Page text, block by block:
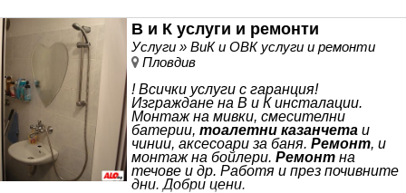
В и К услуги и ремонти
Услуги » ВиК и ОВК услуги и ремонти
Пловдив
! Всички услуги с гаранция!
Изграждане на В и К инсталации.
Монтаж на мивки, смесителни
батерии, тоалетни казанчета и
чинии, аксесоари за баня. Ремонт, и
монтаж на бойлери. Ремонт на
течове и др. Работя и през почивните
дни. Добри цени.